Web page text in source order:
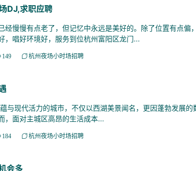
DJ,求职应聘
慢慢有点老了，但记忆中永远是美好的。除了位置有点偏
，唱好环境好，服务到位杭州富阳区龙门...
149 杭州夜场小时场招聘
代活力的城市，不仅以西湖美景闻名，更因蓬勃发展的
，面对主城区高昂的生活成本...
184 杭州夜场小时场招聘
会多